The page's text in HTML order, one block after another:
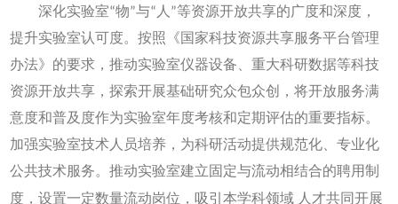
深化实验室“物”与“人”等资源开放共享的广度和深度，
提升实验室认可度。按照《国家科技资源共享服务平台管理
办法》的要求，推动实验室仪器设备、重大科研数据等科技
资源开放共享，探索开展基础研究众包众创，将开放服务满
意度和普及度作为实验室年度考核和定期评估的重要指标。
加强实验室技术人员培养，为科研活动提供规范化、专业化
公共技术服务。推动实验室建立固定与流动相结合的聘用制
度，设置一定数量流动岗位，吸引本学科领域 人才共同开展